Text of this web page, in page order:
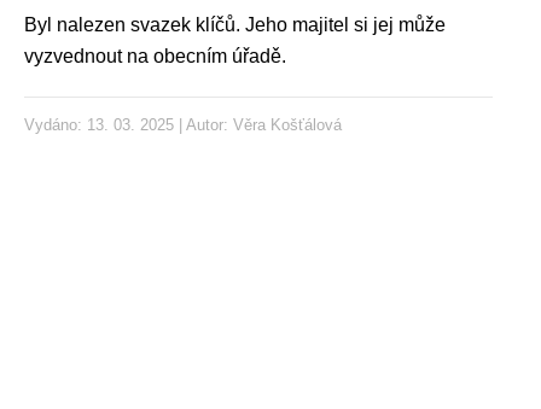
Byl nalezen svazek klíčů. Jeho majitel si jej může
vyzvednout na obecním úřadě.
Vydáno: 13. 03. 2025 | Autor: Věra Košťálová